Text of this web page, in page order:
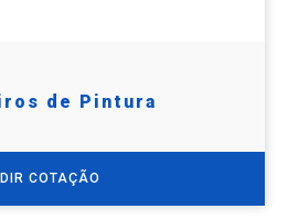
de Pintura
COTAÇÃO